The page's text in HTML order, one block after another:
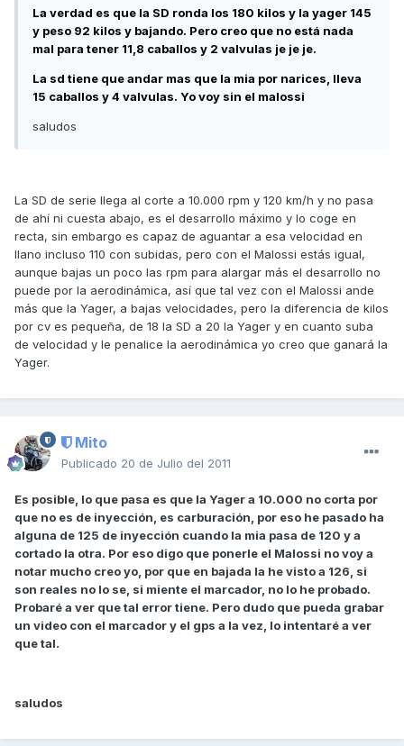
La verdad es que la SD ronda los 180 kilos y la yager 145
y peso 92 kilos y bajando. Pero creo que no está nada
mal para tener 11,8 caballos y 2 valvulas je je je.
La sd tiene que andar mas que la mia por narices, lleva
15 caballos y 4 valvulas. Yo voy sin el malossi
saludos
La SD de serie llega al corte a 10.000 rpm y 120 km/h y no pasa
de ahí ni cuesta abajo, es el desarrollo máximo y lo coge en
recta, sin embargo es capaz de aguantar a esa velocidad en
llano incluso 110 con subidas, pero con el Malossi estás igual,
aunque bajas un poco las rpm para alargar más el desarrollo no
puede por la aerodinámica, así que tal vez con el Malossi ande
más que la Yager, a bajas velocidades, pero la diferencia de kilos
por cv es pequeña, de 18 la SD a 20 la Yager y en cuanto suba
de velocidad y le penalice la aerodinámica yo creo que ganará la
Yager.
Mito
Publicado 20 de Julio del 2011
Es posible, lo que pasa es que la Yager a 10.000 no corta por
que no es de inyección, es carburación, por eso he pasado ha
alguna de 125 de inyección cuando la mia pasa de 120 y a
cortado la otra. Por eso digo que ponerle el Malossi no voy a
notar mucho creo yo, por que en bajada la he visto a 126, si
son reales no lo se, si miente el marcador, no lo he probado.
Probaré a ver que tal error tiene. Pero dudo que pueda grabar
un video con el marcador y el gps a la vez, lo intentaré a ver
que tal.
saludos